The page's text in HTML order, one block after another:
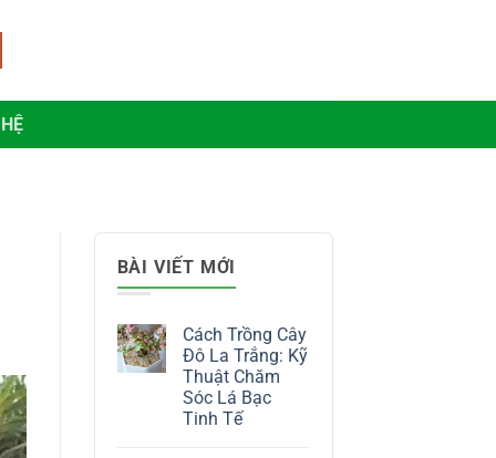
BÀI VIẾT MỚI
Cách Trồng Cây
Đô La Trắng: Kỹ
Thuật Chăm
Sóc Lá Bạc
Tinh Tế